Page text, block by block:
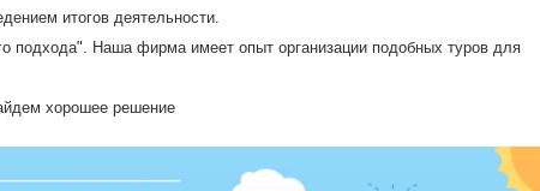
итогов деятельности.
подхода". Наша фирма имеет опыт организации подобных туров для
хорошее решение